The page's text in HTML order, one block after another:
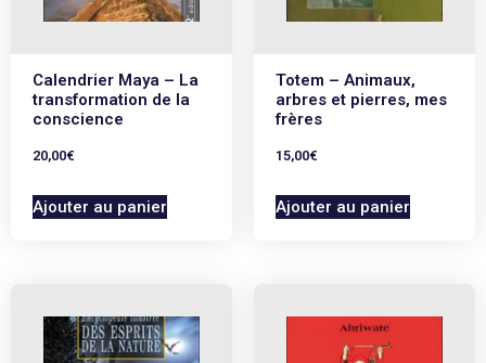
Calendrier Maya – La
transformation de la
conscience
20,00€
Ajouter au panier
Totem – Animaux,
arbres et pierres, mes
frères
15,00€
Ajouter au panier